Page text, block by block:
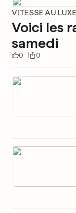
VITESSE AU
Voici les
samedi
0 0